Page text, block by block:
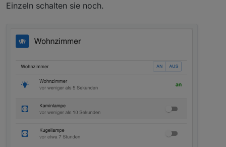
Einzeln schalten sie noch.